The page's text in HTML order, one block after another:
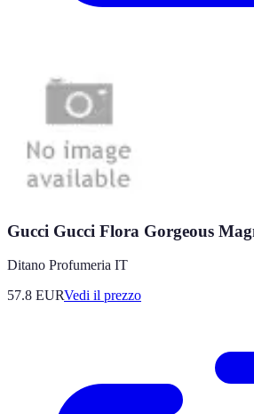
Gucci Gucci Flora Gorgeous
Ditano Profumeria IT
57.8 EURVedi il prezzo